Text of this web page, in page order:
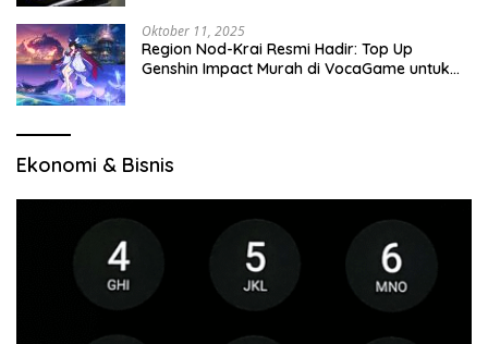
Oktober 11, 2025
Region Nod-Krai Resmi Hadir: Top Up
Genshin Impact Murah di VocaGame untuk
Ekonomi & Bisnis